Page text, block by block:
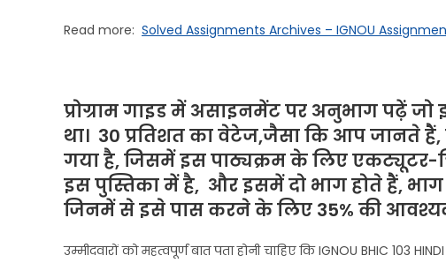
Read more: Solved Assignments Archives – IGNOU
प्रोग्राम गाइड में असाइनमेंट पर अनुभाग पढ़ें जो
था। 30 प्रतिशत का वेटेज,जैसा कि आप जानते हैं,
गया है, जिसमें इस पाठ्यक्रम के लिए एकट्यूटर-
इस पुस्तिका में है, और इसमें दो भाग होते हैं,
जिनमें से इसे पास करने के लिए 35% की
उम्मीदवारों को महत्वपूर्ण बात पता होनी चाहिए कि IGNOU BHIC 103